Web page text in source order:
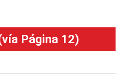
Página 12)